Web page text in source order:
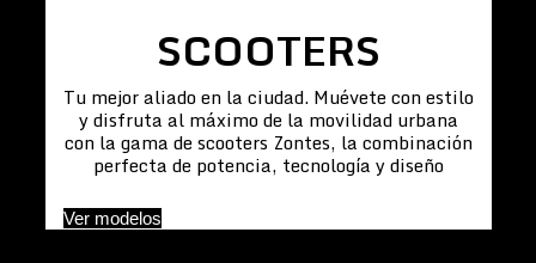
SCOOTERS
Tu mejor aliado en la ciudad. Muévete con estilo
y disfruta al máximo de la movilidad urbana
con la gama de scooters Zontes, la combinación
perfecta de potencia, tecnología y diseño
Ver modelos